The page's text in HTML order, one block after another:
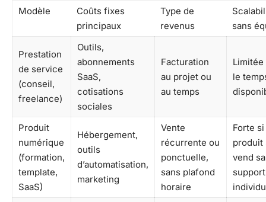
Modèle
Coûts fixes
principaux
Type de
revenus
sans
Prestation
de service
(conseil,
freelance)
Outils,
abonnements
SaaS,
cotisations
sociales
Facturation
au projet ou
au temps
Limitée
le
Produit
numérique
(formation,
template,
SaaS)
Hébergement,
outils
d’automatisation,
marketing
Vente
récurrente ou
ponctuelle,
sans plafond
horaire
Forte
produit
vend
support